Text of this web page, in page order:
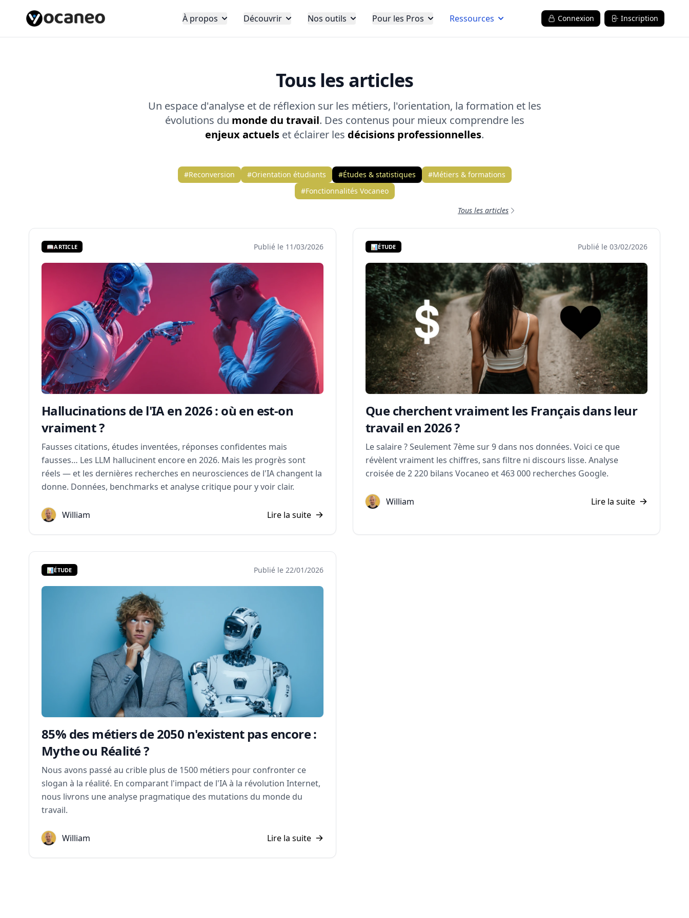
À propos Découvrir Nos outils Pour les Pros Ressources Connexion Inscription
Tous les articles
Un espace d'analyse et de réflexion sur les métiers, l'orientation, la formation et les
évolutions du monde du travail. Des contenus pour mieux comprendre les
enjeux actuels et éclairer les décisions professionnelles.
#Reconversion #Orientation étudiants #Études & statistiques
#Métiers & formations
#Fonctionnalités Vocaneo
Tous les articles
📖ARTICLE Publié le 11/03/2026
Hallucinations de l'IA en 2026 : où en est-on
vraiment ?
Fausses citations, études inventées, réponses confidentes mais
fausses… Les LLM hallucinent encore en 2026. Mais les progrès sont
réels — et les dernières recherches en neurosciences de l'IA changent la
donne. Données, benchmarks et analyse critique pour y voir clair.
William Lire la suite
📊ÉTUDE Publié le 03/02/2026
Que cherchent vraiment les Français dans leur
travail en 2026 ?
Le salaire ? Seulement 7ème sur 9 dans nos données. Voici ce que
révèlent vraiment les chiffres, sans filtre ni discours lisse. Analyse
croisée de2 220 bilans Vocaneo et463 000 recherches Google.
William Lire la suite
📊ÉTUDE Publié le 22/01/2026
85% des métiers de 2050 n'existent pas encore :
Mythe ou Réalité ?
Nous avons passé au crible plus de 1500 métiers pour confronter ce
slogan à la réalité. En comparant l'impact de l'IA à la révolution Internet,
nous livrons une analyse pragmatique des mutations du monde du
travail.
William Lire la suite